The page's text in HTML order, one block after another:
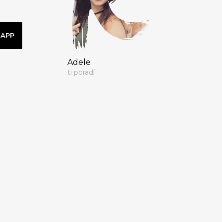
Adele
ti poradí